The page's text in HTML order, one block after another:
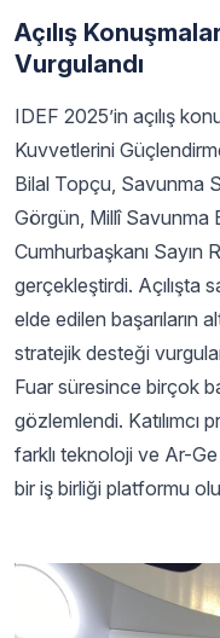
Açılış
Vurgulandı
IDEF 2025’in açılış
Kuvvetlerini
Bilal Topçu, Savunma
Görgün, Millî Savunma
Cumhurbaşkanı Sayın
gerçekleştirdi. Açılışta
elde edilen başarıların
stratejik desteği
Fuar süresince birçok
gözlemlendi.
farklı teknoloji ve Ar-
bir iş birliği platformu